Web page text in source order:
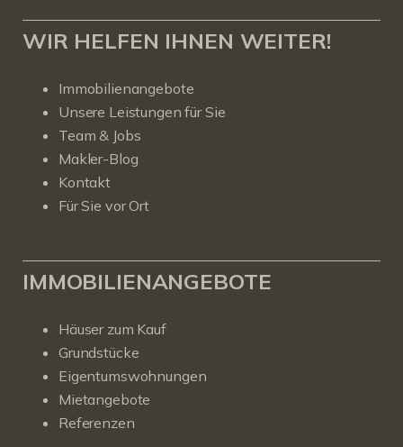
WIR HELFEN IHNEN WEITER!
Immobilienangebote
Unsere Leistungen für Sie
Team & Jobs
Makler-Blog
Kontakt
Für Sie vor Ort
IMMOBILIENANGEBOTE
Häuser zum Kauf
Grundstücke
Eigentumswohnungen
Mietangebote
Referenzen